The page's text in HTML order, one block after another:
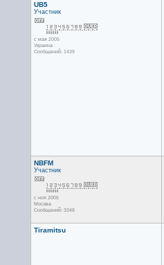
UB5
Участник
с мая 2005
Украина
Сообщений: 1439
NBFM
Участник
с ноя 2005
Москва
Сообщений: 3348
Tiramitsu